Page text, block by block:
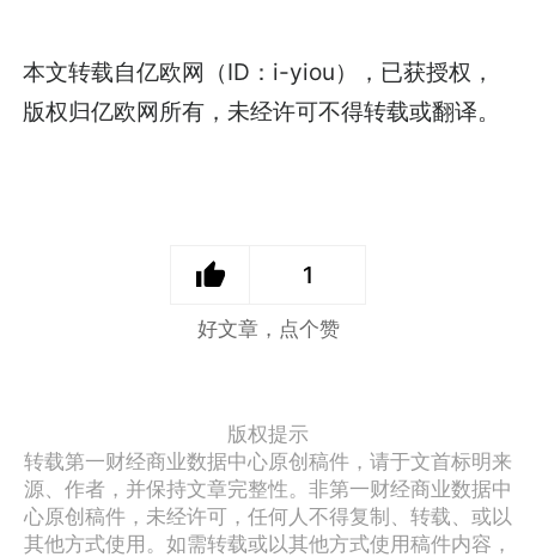
本文转载自亿欧网（ID：i-yiou），已获授权，
版权归亿欧网所有，未经许可不得转载或翻译。
1
好文章，点个赞
版权提示
转载第一财经商业数据中心原创稿件，请于文首标明来
源、作者，并保持文章完整性。非第一财经商业数据中
心原创稿件，未经许可，任何人不得复制、转载、或以
其他方式使用。如需转载或以其他方式使用稿件内容，